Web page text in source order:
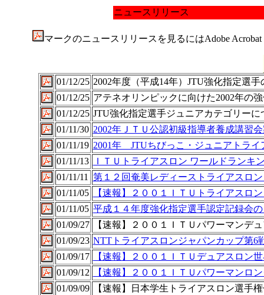
ニュースリリース
マークのニュースリリースを見るにはAdobe
01/12/25 2002年度（平成14年）JTU強化指定選
01/12/25 アテネオリンピックに向けた2002年の
01/12/25 JTU強化指定選手ジュニアカテゴリーに
01/11/30 2002年ＪＴＵ公認初級指導者養成講習
01/11/19 2001年 JTUちびっこ・ジュニアトライ
01/11/13
ＩＴＵトライアスロン ワールドランキ
01/11/11
第１２回奄美レディーストライアスロ
01/11/05
【速報】２００１ＩＴＵトライアスロ
01/11/05 平成１４年度強化指定選手認定記録会
01/09/27
【速報】２００１ＩＴＵパワーマンデ
01/09/23 NTTトライアスロンジャパンカップ第6
01/09/17
【速報】２００１ＩＴＵデュアスロン
01/09/12
【速報】２００１ＩＴＵパワーマンロ
01/09/09
【速報】日本学生トライアスロン選手